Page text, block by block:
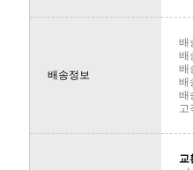
배송정보
배
배
배
배
배
고
교